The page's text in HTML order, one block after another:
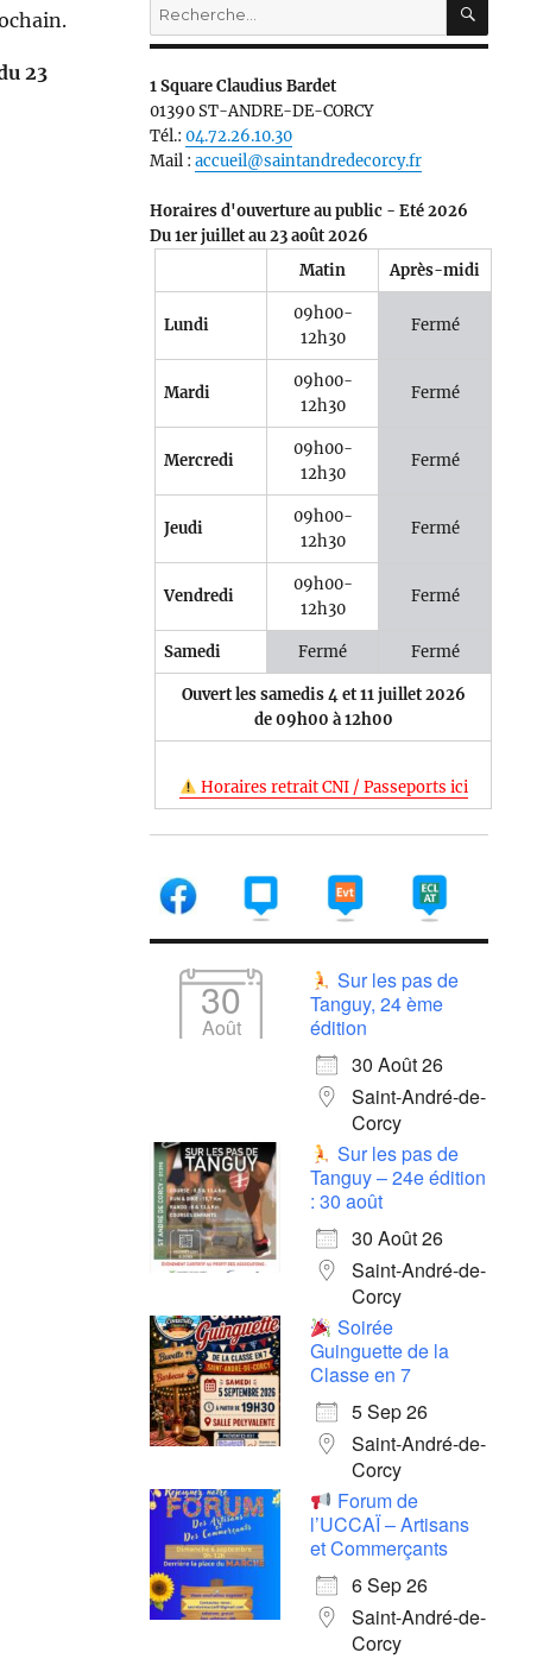
23
Recherche
pour :
1 Square Claudius Bardet
01390 ST-ANDRE-DE-CORCY
Tél.:04.72.26.10.30
Mail :accueil@saintandredecorcy.fr
Horaires d'ouverture au public - Eté 2026
Du 1er juillet au 23 août 2026
Matin
Après-midi
Lundi
09h00-
12h30
Fermé
Mardi
09h00-
12h30
Fermé
Mercredi
09h00-
12h30
Fermé
Jeudi
09h00-
12h30
Fermé
Vendredi
09h00-
12h30
Fermé
Samedi Fermé Fermé
Ouvert les samedis 4 et 11 juillet 2026
de 09h00 à 12h00
Horaires retrait CNI / Passeports ici
30
Août
Sur les pas de
Tanguy, 24 ème
édition
30 Août 26
Saint-André-de-
Corcy
Sur les pas de
Tanguy – 24e édition
: 30 août
30 Août 26
Saint-André-de-
Corcy
Soirée
Guinguette de la
Classe en 7
5 Sep 26
Saint-André-de-
Corcy
Forum de
l’UCCAÏ – Artisans
et Commerçants
6 Sep 26
Saint-André-de-
Corcy